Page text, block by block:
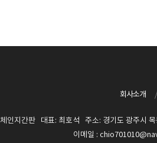
회사소개 /
체인지간판 대표: 최호석 주소: 경기도 광주시
이메일 :